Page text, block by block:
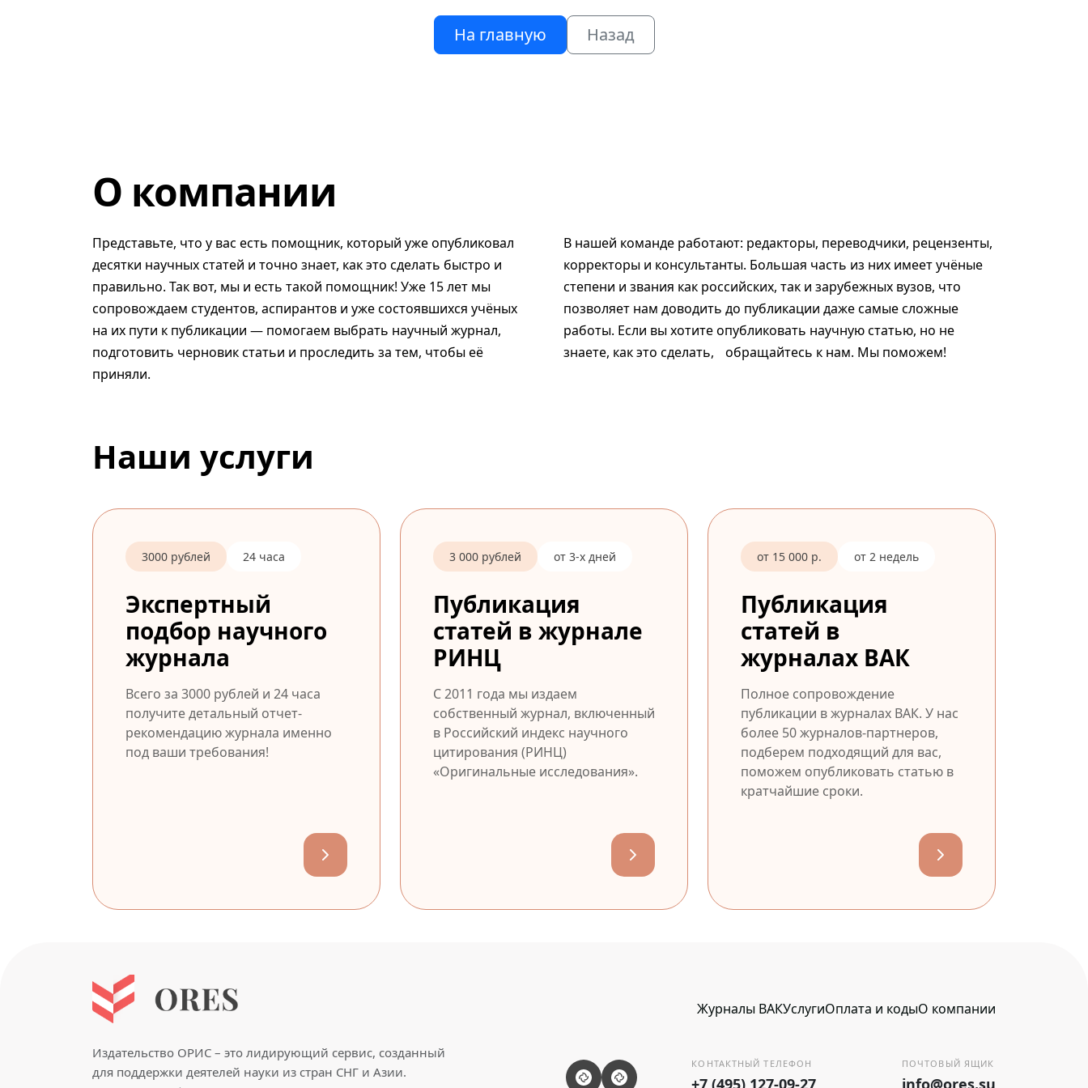
На главную Назад
О компании
Представьте, что у вас есть помощник, который уже опубликовал
десятки научных статей и точно знает, как это сделать быстро и
правильно. Так вот, мы и есть такой помощник! Уже 15 лет мы
сопровождаем студентов, аспирантов и уже состоявшихся учёных
на их пути к публикации — помогаем выбрать научный журнал,
подготовить черновик статьи и проследить за тем, чтобы её
приняли.
В нашей команде работают: редакторы, переводчики, рецензенты,
корректоры и консультанты. Большая часть из них имеет учёные
степени и звания как российских, так и зарубежных вузов, что
позволяет нам доводить до публикации даже самые сложные
работы. Если вы хотите опубликовать научную статью, но не
знаете, как это сделать, обращайтесь к нам. Мы поможем!
Наши услуги
3000 рублей 24 часа
Экспертный
подбор научного
журнала
Всего за 3000 рублей и 24 часа
получите детальный отчет-
рекомендацию журнала именно
под ваши требования!
3 000 рублей от 3-х дней
Публикация
статей в журнале
РИНЦ
С 2011 года мы издаем
собственный журнал, включенный
в Российский индекс научного
цитирования (РИНЦ)
«Оригинальные исследования».
от 15 000 р. от 2 недель
Публикация
статей в
журналах ВАК
Полное сопровождение
публикации в журналах ВАК. У нас
более 50 журналов-партнеров,
подберем подходящий для вас,
поможем опубликовать статью в
кратчайшие сроки.
Издательство ОРИС – это лидирующий сервис, созданный
для поддержки деятелей науки из стран СНГ и Азии.
Журналы ВАКУслугиОплата и кодыО компании
КОНТАКТНЫЙ ТЕЛЕФОН
+7 (495) 127-09-27
ПОЧТОВЫЙ ЯЩИК
info@ores.su